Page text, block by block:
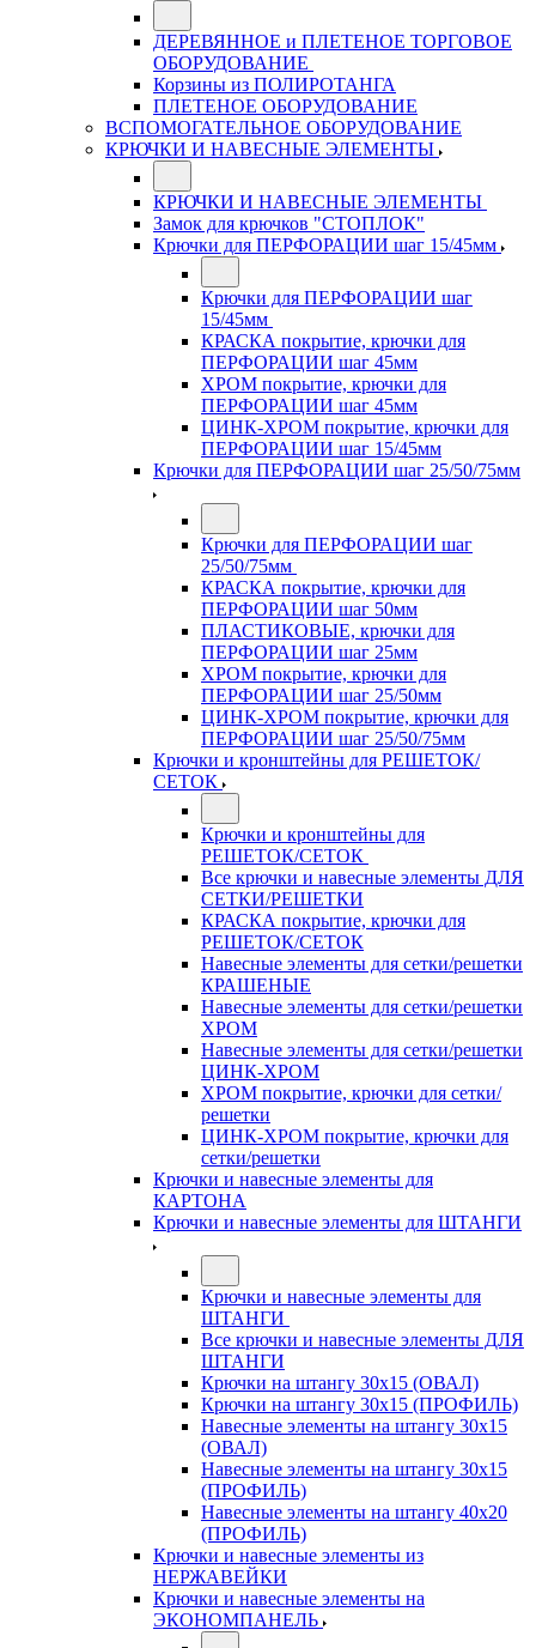
ДЕРЕВЯННОЕ и ПЛЕТЕНОЕ ТОРГОВОЕ
ОБОРУДОВАНИЕ
Корзины из ПОЛИРОТАНГА
ПЛЕТЕНОЕ ОБОРУДОВАНИЕ
ВСПОМОГАТЕЛЬНОЕ ОБОРУДОВАНИЕ
КРЮЧКИ И НАВЕСНЫЕ ЭЛЕМЕНТЫ
КРЮЧКИ И НАВЕСНЫЕ ЭЛЕМЕНТЫ
Замок для крючков "СТОПЛОК"
Крючки для ПЕРФОРАЦИИ шаг 15/45мм
Крючки для ПЕРФОРАЦИИ шаг
15/45мм
КРАСКА покрытие, крючки для
ПЕРФОРАЦИИ шаг 45мм
ХРОМ покрытие, крючки для
ПЕРФОРАЦИИ шаг 45мм
ЦИНК-ХРОМ покрытие, крючки для
ПЕРФОРАЦИИ шаг 15/45мм
Крючки для ПЕРФОРАЦИИ шаг 25/50/75мм
Крючки для ПЕРФОРАЦИИ шаг
25/50/75мм
КРАСКА покрытие, крючки для
ПЕРФОРАЦИИ шаг 50мм
ПЛАСТИКОВЫЕ, крючки для
ПЕРФОРАЦИИ шаг 25мм
ХРОМ покрытие, крючки для
ПЕРФОРАЦИИ шаг 25/50мм
ЦИНК-ХРОМ покрытие, крючки для
ПЕРФОРАЦИИ шаг 25/50/75мм
Крючки и кронштейны для РЕШЕТОК/
СЕТОК
Крючки и кронштейны для
РЕШЕТОК/СЕТОК
Все крючки и навесные элементы ДЛЯ
СЕТКИ/РЕШЕТКИ
КРАСКА покрытие, крючки для
РЕШЕТОК/СЕТОК
Навесные элементы для сетки/решетки
КРАШЕНЫЕ
Навесные элементы для сетки/решетки
ХРОМ
Навесные элементы для сетки/решетки
ЦИНК-ХРОМ
ХРОМ покрытие, крючки для сетки/
решетки
ЦИНК-ХРОМ покрытие, крючки для
сетки/решетки
Крючки и навесные элементы для
КАРТОНА
Крючки и навесные элементы для ШТАНГИ
Крючки и навесные элементы для
ШТАНГИ
Все крючки и навесные элементы ДЛЯ
ШТАНГИ
Крючки на штангу 30х15 (ОВАЛ)
Крючки на штангу 30х15 (ПРОФИЛЬ)
Навесные элементы на штангу 30х15
(ОВАЛ)
Навесные элементы на штангу 30х15
(ПРОФИЛЬ)
Навесные элементы на штангу 40х20
(ПРОФИЛЬ)
Крючки и навесные элементы из
НЕРЖАВЕЙКИ
Крючки и навесные элементы на
ЭКОНОМПАНЕЛЬ